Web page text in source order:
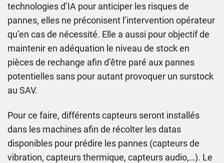
technologies d’IA pour anticiper les risques de
pannes, elles ne préconisent l’intervention opérateur
qu’en cas de nécessité. Elle a aussi pour objectif de
maintenir en adéquation le niveau de stock en
pièces de rechange afin d’être paré aux pannes
potentielles sans pour autant provoquer un surstock
au SAV.
Pour ce faire, différents capteurs seront installés
dans les machines afin de récolter les datas
disponibles pour prédire les pannes (capteurs de
vibration, capteurs thermique, capteurs audio,…). Le